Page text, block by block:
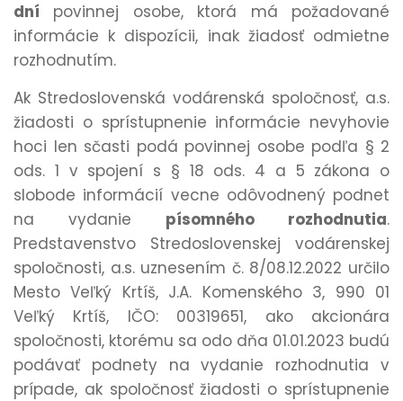
dní povinnej osobe, ktorá má požadované
informácie k dispozícii, inak žiadosť odmietne
rozhodnutím.
Ak Stredoslovenská vodárenská spoločnosť, a.s.
žiadosti o sprístupnenie informácie nevyhovie
hoci len sčasti podá povinnej osobe podľa § 2
ods. 1 v spojení s § 18 ods. 4 a 5 zákona o
slobode informácií vecne odôvodnený podnet
na vydanie písomného rozhodnutia.
Predstavenstvo Stredoslovenskej vodárenskej
spoločnosti, a.s. uznesením č. 8/08.12.2022 určilo
Mesto Veľký Krtíš, J.A. Komenského 3, 990 01
Veľký Krtíš, IČO: 00319651, ako akcionára
spoločnosti, ktorému sa odo dňa 01.01.2023 budú
podávať podnety na vydanie rozhodnutia v
prípade, ak spoločnosť žiadosti o sprístupnenie